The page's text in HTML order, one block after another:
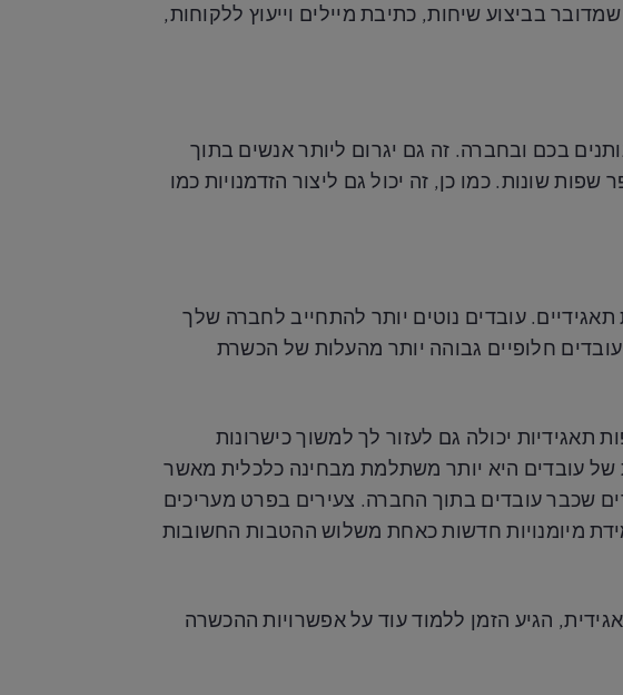
בביצוע שיחות, כתיבת מיילים וייעוץ ללקוחות,
בכם ובחברה. זה גם יגרום ליותר אנשים בתוך
שונות. כמו כן, זה יכול גם ליצור הזדמנויות כמו
עובדים נוטים יותר להתחייב לחברה שלך
חלופיים גבוהה יותר מהעלות של הכשרת
תאגידיות יכולה גם לעזור לך למשוך כישרונות
עובדים היא יותר משתלמת מבחינה כלכלית מאשר
שכבר עובדים בתוך החברה. צעירים בפרט מעריכים
גאלופ אחרון מצא ש-66% מהעובדים בגילאי 18-24 דירגו למידת מיומנויות חדשות כאחת משלוש ההטבות החשובות
הגיע הזמן ללמוד עוד על אפשרויות ההכשרה